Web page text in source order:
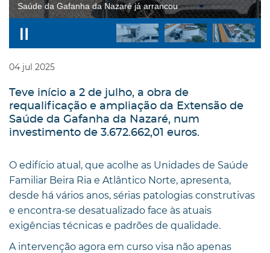
Saúde da Gafanha da Nazaré já arrancou
04 jul 2025
Teve início a 2 de julho, a obra de
requalificação e ampliação da Extensão de
Saúde da Gafanha da Nazaré, num
investimento de 3.672.662,01 euros.
O edifício atual, que acolhe as Unidades de Saúde
Familiar Beira Ria e Atlântico Norte, apresenta,
desde há vários anos, sérias patologias construtivas
e encontra-se desatualizado face às atuais
exigências técnicas e padrões de qualidade.
A intervenção agora em curso visa não apenas